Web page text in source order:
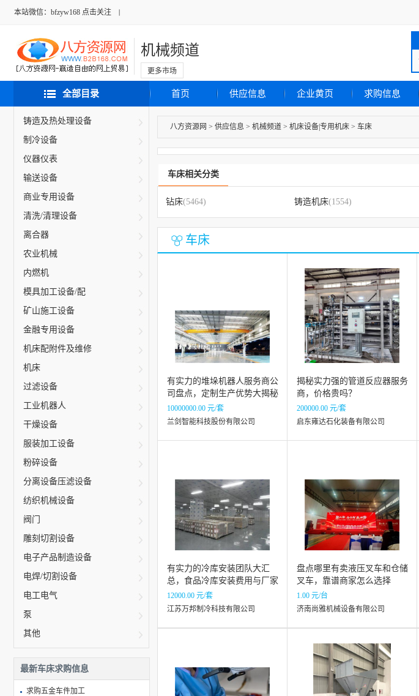
本站微信：bfzyw168 点击关注
机械频道
更多市场
全部目录 首页 供应信息 企业黄页 求购信息
铸造及热处理设备
制冷设备
仪器仪表
输送设备
商业专用设备
清洗/清理设备
离合器
农业机械
内燃机
模具加工设备/配
矿山施工设备
金融专用设备
机床配附件及维修
机床
过滤设备
工业机器人
干燥设备
服装加工设备
粉碎设备
分离设备压滤设备
纺织机械设备
阀门
雕刻切割设备
电子产品制造设备
电焊/切割设备
电工电气
泵
其他
最新车床求购信息
求购五金车件加工
八方资源网 > 供应信息 > 机械频道 > 机床设备|专用机床 > 车床
车床相关分类
钻床(5464) 铸造机床(1554)
车床
有实力的堆垛机器人服务商公
司盘点，定制生产优势大揭秘
10000000.00 元/套
兰剑智能科技股份有限公司
揭秘实力强的管道反应器服务
商，价格贵吗？
200000.00 元/套
启东雍达石化装备有限公司
有实力的冷库安装团队大汇
总，食品冷库安装费用与厂家
电话分享
12000.00 元/套
江苏万邦制冷科技有限公司
盘点哪里有卖液压叉车和仓储
叉车，靠谱商家怎么选择
1.00 元/台
济南尚雅机械设备有限公司